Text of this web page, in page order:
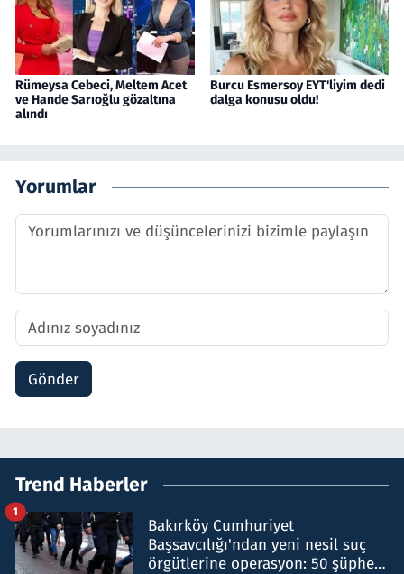
Rümeysa Cebeci, Meltem Acet
ve Hande Sarıoğlu gözaltına
alındı
Burcu Esmersoy EYT'liyim dedi
dalga konusu oldu!
Yorumlar
Gönder
Trend Haberler
Bakırköy Cumhuriyet
Başsavcılığı'ndan yeni nesil suç
örgütlerine operasyon: 50 şüpheli
1